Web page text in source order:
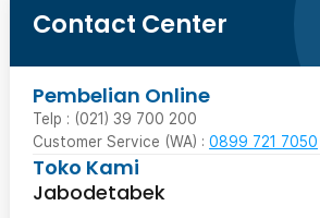
Contact Center
Pembelian Online
Telp : (021) 39 700 200
Customer Service (WA) : 0899 721 7050
Toko Kami
Jabodetabek